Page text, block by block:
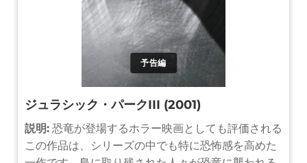
予告編
ジュラシック・パークIII (2001)
説明: 恐竜が登場するホラー映画としても評価される
この作品は、シリーズの中でも特に恐怖感を高めた